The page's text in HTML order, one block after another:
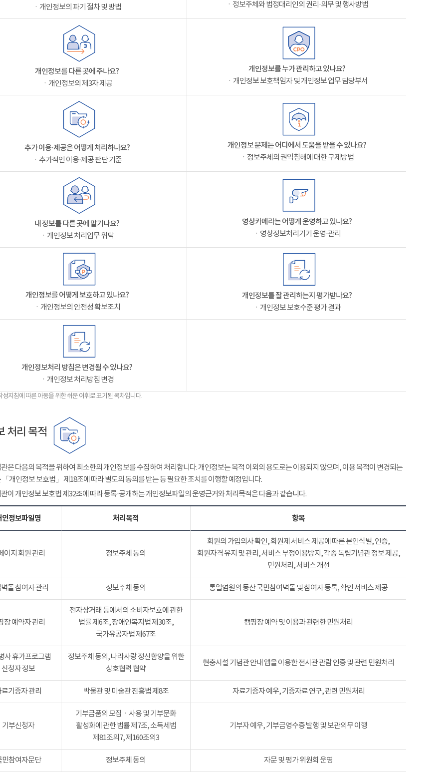
ㆍ개인정보의 파기 절차 및 방법
ㆍ정보주체와 법정대리인의 권리·의무 및 행사방법
개인정보를 다른 곳에 주나요?
ㆍ개인정보의 제3자 제공
개인정보를 누가 관리하고 있나요?
ㆍ개인정보 보호책임자 및 개인정보 업무 담당부서
추가 이용·제공은 어떻게 처리하나요?
ㆍ추가적인 이용·제공 판단 기준
개인정보 문제는 어디에서 도움을 받을 수 있나요?
ㆍ정보주체의 권익침해에 대한 구제방법
내 정보를 다른 곳에 맡기나요?
ㆍ개인정보 처리업무 위탁
영상카메라는 어떻게 운영하고 있나요?
ㆍ영상정보처리기기 운영·관리
개인정보를 어떻게 보호하고 있나요?
ㆍ개인정보의 안전성 확보조치
개인정보를 잘 관리하는지 평가받나요?
ㆍ개인정보 보호수준 평가 결과
개인정보처리 방침은 변경될 수 있나요?
ㆍ개인정보 처리방침 변경
지침에 따른 아동을 위한 쉬운 어휘로 표기된 목차입니다.
처리 목적
은 다음의 목적을 위하여 최소한의 개인정보를 수집하여 처리합니다. 개인정보는 목적 이외의 용도로는 이용되지 않으며, 이용 목적이 변경되는
「개인정보 보호법」 제18조에 따라 별도의 동의를 받는 등 필요한 조치를 이행할 예정입니다.
이 개인정보 보호법 제32조에 따라 등록·공개하는 개인정보파일의 운영근거와 처리목적은 다음과 같습니다.
인정보파일명 처리목적 항목
이지 회원 관리 정보주체 동의
회원의 가입의사 확인, 회원제 서비스 제공에 따른 본인식별, 인증,
회원자격 유지 및 관리, 서비스 부정이용방지, 각종 독립기념관 정보 제공,
민원처리, 서비스 개선
돌 참여자 관리 정보주체 동의 통일염원의 동산 국민참여벽돌 및 참여자 등록, 확인 서비스 제공
장 예약자 관리
전자상거래 등에서의 소비자보호에 관한
법률 제6조, 장애인복지법 제30조,
국가유공자법 제67조
캠핑장 예약 및 이용과 관련한 민원처리
사 휴가프로그램
신청자 정보
정보주체 동의, 나라사랑 정신함양을 위한
상호협력 협약
현충시설 기념관 안내 앱을 이용한 전시관 관람 인증 및 관련 민원처리
기증자 관리 박물관 및 미술관 진흥법 제8조 자료기증자 예우, 기증자료 연구, 관련 민원처리
기부신청자
기부금품의 모집ㆍ사용 및 기부문화
활성화에 관한 법률 제7조, 소득세법
제81조의7, 제160조의3
기부자 예우, 기부금영수증 발행 및 보관의무 이행
민참여자문단 정보주체 동의 자문 및 평가 위원회 운영